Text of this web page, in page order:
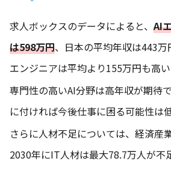
求人ボックスのデータによると、 AI
は598万円、日本の平均年収は443万
エンジニアは平均より155万円も高い
専門性の高いAI分野は高年収が期待
に付ければ今後仕事に困る可能性は
さらに人材不足については、経済産
2030年にIT人材は最大78.7万人が不